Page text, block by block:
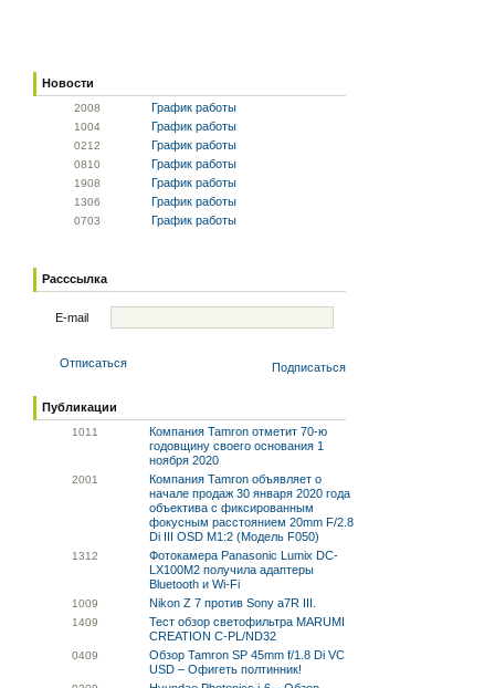
Новости
2008 График работы
1004 График работы
0212 График работы
0810 График работы
1908 График работы
1306 График работы
0703 График работы
Расссылка
E-mail
Отписаться Подписаться
Публикации
1011
Компания Tamron отметит 70-ю
годовщину своего основания 1
ноября 2020
2001
Компания Tamron объявляет о
начале продаж 30 января 2020 года
объектива с фиксированным
фокусным расстоянием 20mm F/2.8
Di III OSD M1:2 (Модель F050)
1312
Фотокамера Panasonic Lumix DC-
LX100M2 получила адаптеры
Bluetooth и Wi-Fi
1009 Nikon Z 7 против Sony a7R III.
1409
Тест обзор светофильтра MARUMI
CREATION C-PL/ND32
0409
Обзор Tamron SP 45mm f/1.8 Di VC
USD – Офигеть полтинник!